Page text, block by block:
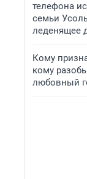
телефона
семьи
леденящее
Кому
кому
любовный